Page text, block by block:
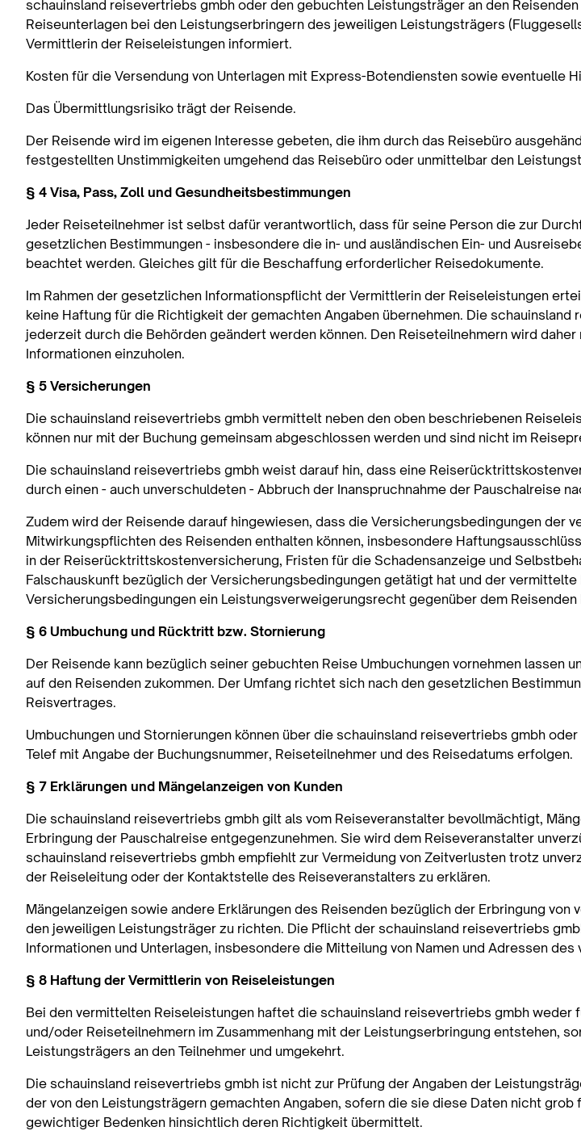
schauinsland reisevertriebs gmbh oder den gebuchten Leistungsträger an den
Reiseunterlagen bei den Leistungserbringern des jeweiligen Leistungsträgers
Vermittlerin der Reiseleistungen informiert.
Kosten für die Versendung von Unterlagen mit Express-Botendiensten sowie eventuelle
Das Übermittlungsrisiko trägt der Reisende.
Der Reisende wird im eigenen Interesse gebeten, die ihm durch das Reisebüro
festgestellten Unstimmigkeiten umgehend das Reisebüro oder unmittelbar den
§ 4 Visa, Pass, Zoll und Gesundheitsbestimmungen
Jeder Reiseteilnehmer ist selbst dafür verantwortlich, dass für seine Person die zur
gesetzlichen Bestimmungen - insbesondere die in- und ausländischen Ein- und
beachtet werden. Gleiches gilt für die Beschaffung erforderlicher Reisedokumente.
Im Rahmen der gesetzlichen Informationspflicht der Vermittlerin der Reiseleistungen
keine Haftung für die Richtigkeit der gemachten Angaben übernehmen. Die
jederzeit durch die Behörden geändert werden können. Den Reiseteilnehmern wird
Informationen einzuholen.
§ 5 Versicherungen
Die schauinsland reisevertriebs gmbh vermittelt neben den oben beschriebenen
können nur mit der Buchung gemeinsam abgeschlossen werden und sind nicht im
Die schauinsland reisevertriebs gmbh weist darauf hin, dass eine
durch einen - auch unverschuldeten - Abbruch der Inanspruchnahme der Pauschalreise
Zudem wird der Reisende darauf hingewiesen, dass die Versicherungsbedingungen
Mitwirkungspflichten des Reisenden enthalten können, insbesondere
in der Reiserücktrittskostenversicherung, Fristen für die Schadensanzeige und
Falschauskunft bezüglich der Versicherungsbedingungen getätigt hat und der
Versicherungsbedingungen ein Leistungsverweigerungsrecht gegenüber dem Reisenden
§ 6 Umbuchung und Rücktritt bzw. Stornierung
Der Reisende kann bezüglich seiner gebuchten Reise Umbuchungen vornehmen
auf den Reisenden zukommen. Der Umfang richtet sich nach den gesetzlichen
Reisvertrages.
Umbuchungen und Stornierungen können über die schauinsland reisevertriebs gmbh
Telef mit Angabe der Buchungsnummer, Reiseteilnehmer und des Reisedatums erfolgen.
§ 7 Erklärungen und Mängelanzeigen von Kunden
Die schauinsland reisevertriebs gmbh gilt als vom Reiseveranstalter bevollmächtigt,
Erbringung der Pauschalreise entgegenzunehmen. Sie wird dem Reiseveranstalter
schauinsland reisevertriebs gmbh empfiehlt zur Vermeidung von Zeitverlusten trotz
der Reiseleitung oder der Kontaktstelle des Reiseveranstalters zu erklären.
Mängelanzeigen sowie andere Erklärungen des Reisenden bezüglich der Erbringung
den jeweiligen Leistungsträger zu richten. Die Pflicht der schauinsland reisevertriebs
Informationen und Unterlagen, insbesondere die Mitteilung von Namen und Adressen
§ 8 Haftung der Vermittlerin von Reiseleistungen
Bei den vermittelten Reiseleistungen haftet die schauinsland reisevertriebs gmbh
und/oder Reiseteilnehmern im Zusammenhang mit der Leistungserbringung entstehen,
Leistungsträgers an den Teilnehmer und umgekehrt.
Die schauinsland reisevertriebs gmbh ist nicht zur Prüfung der Angaben der
der von den Leistungsträgern gemachten Angaben, sofern die sie diese Daten nicht
gewichtiger Bedenken hinsichtlich deren Richtigkeit übermittelt.